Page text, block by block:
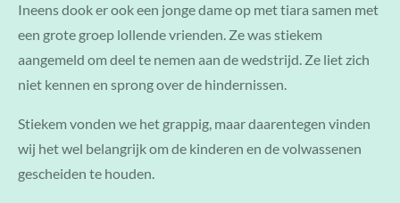
Ineens dook er ook een jonge dame op met tiara samen met
een grote groep lollende vrienden. Ze was stiekem
aangemeld om deel te nemen aan de wedstrijd. Ze liet zich
niet kennen en sprong over de hindernissen.
Stiekem vonden we het grappig, maar daarentegen vinden
wij het wel belangrijk om de kinderen en de volwassenen
gescheiden te houden.